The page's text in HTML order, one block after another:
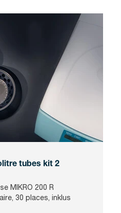
tubes kit 2
MIKRO 200 R
30 places, inklus